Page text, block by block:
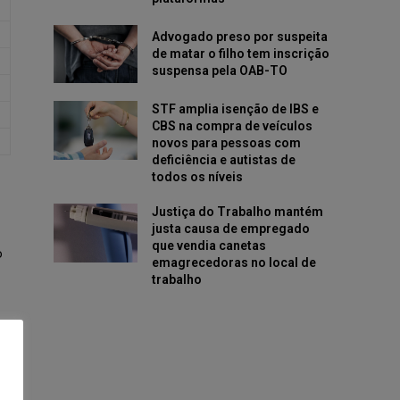
Advogado preso por suspeita
de matar o filho tem inscrição
suspensa pela OAB-TO
STF amplia isenção de IBS e
CBS na compra de veículos
novos para pessoas com
deficiência e autistas de
todos os níveis
Justiça do Trabalho mantém
justa causa de empregado
que vendia canetas
emagrecedoras no local de
trabalho